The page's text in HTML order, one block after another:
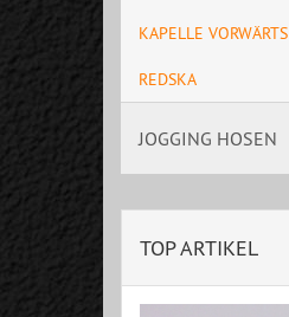
KAPELLE VORWÄRTS
REDSKA
JOGGING HOSEN
TOP ARTIKEL